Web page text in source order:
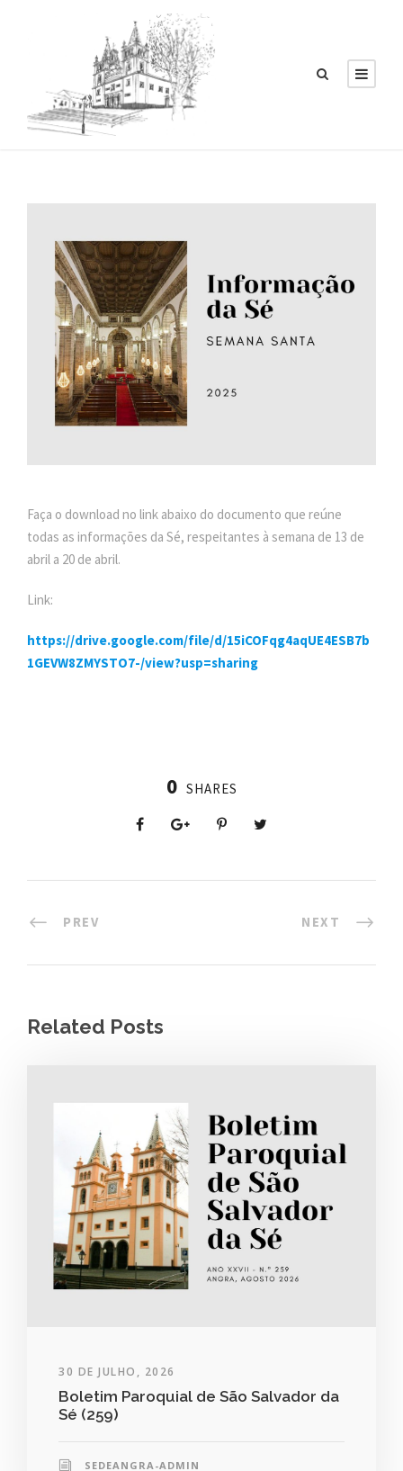
Faça o download no link abaixo do documento que reúne
todas as informações da Sé, respeitantes à semana de 13 de
abril a 20 de abril.
Link:
https://drive.google.com/file/d/15iCOFqg4aqUE4ESB7b
1GEVW8ZMYSTO7-/view?usp=sharing
0 SHARES
PREV NEXT
Related Posts
30 DE JULHO, 2026
Boletim Paroquial de São Salvador da
Sé (259)
SEDEANGRA-ADMIN